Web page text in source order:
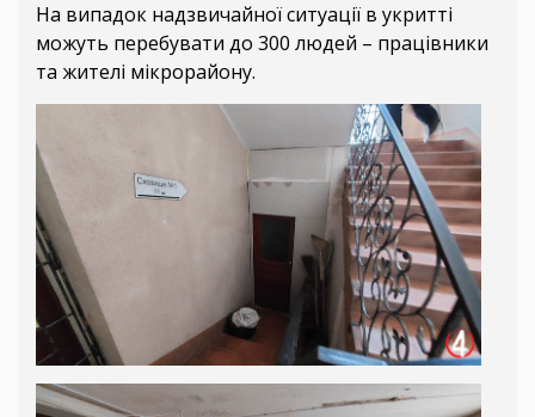
На випадок надзвичайної ситуації в укритті
можуть перебувати до 300 людей – працівники
та жителі мікрорайону.